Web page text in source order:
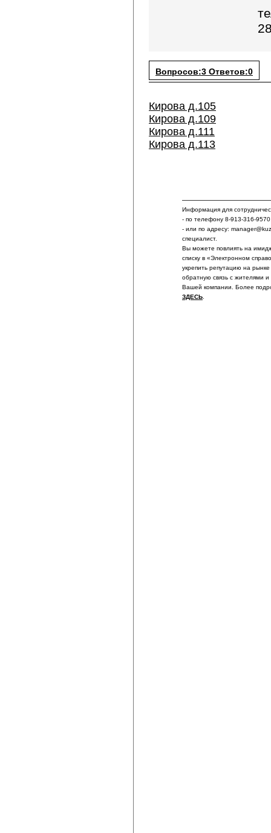
Вопросов:3 Ответов:0
Кирова д.105
Кирова д.109
Кирова д.111
Кирова д.113
Информация для
- по телефону 8-913-316-9570
- или по адресу:
специалист.
Вы можете повлиять на
списку в «Электронном
укрепить репутацию на
обратную связь с жителями и
Вашей компании. Более
ЗДЕСЬ